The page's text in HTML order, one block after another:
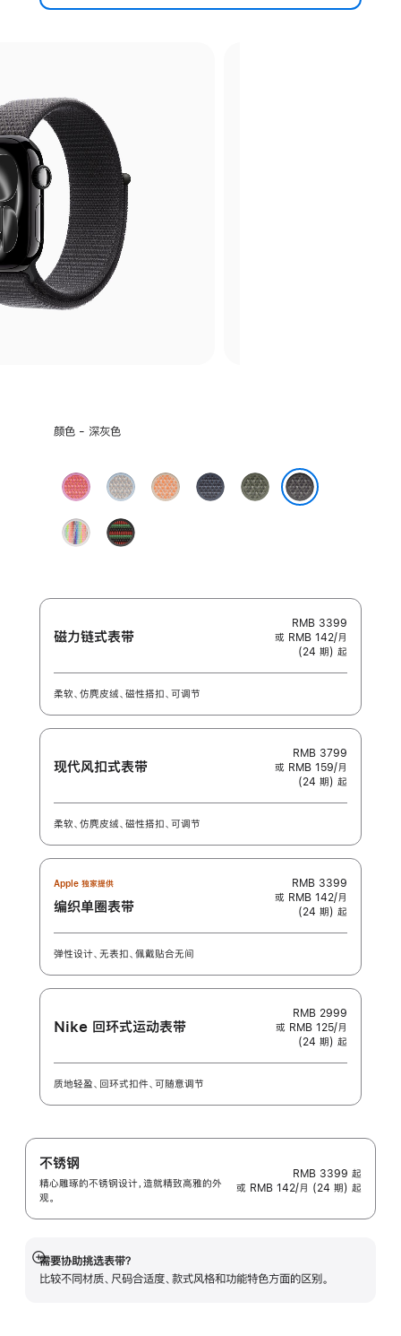
选
色:
颜色 - 深灰色
亮
番
石
榴
雾
蓝
色
蜜
瓜
铁
锚
苍
林
彩
虹
Black
Unity
结
韵
磁力链式表带
RMB 3399
或 RMB 142/月
(24 期) 起
柔软、仿麂皮绒、磁性搭扣、可调节
现代风扣式表带
RMB 3799
或 RMB 159/月
(24 期) 起
柔软、仿麂皮绒、磁性搭扣、可调节
Apple 独家提供
编织单圈表带
RMB 3399
或 RMB 142/月
(24 期) 起
弹性设计、无表扣、佩戴贴合无间
Nike 回环式运动表带
RMB 2999
或 RMB 125/月
(24 期) 起
质地轻盈、回环式扣件、可随意调节
不锈钢
精心雕琢的不锈钢设计，造就精致高雅的外
观。
RMB 3399 起
或 RMB 142/月 (24 期) 起
需要协助挑选表带？
比较不同材质、尺码合适度、款式风格和功能特色方面的区别。
展
开